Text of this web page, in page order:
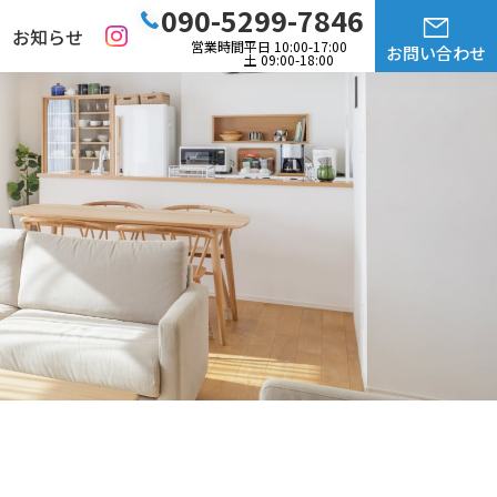
090-5299-7846
営業時間平日 10:00-17:00
土 09:00-18:00
お知らせ
お問い合わせ